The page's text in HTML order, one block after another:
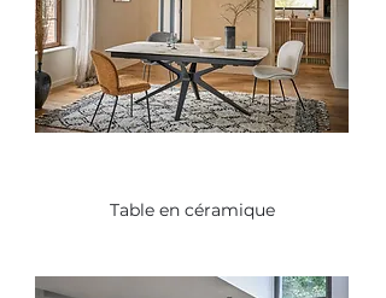
Table en céramique